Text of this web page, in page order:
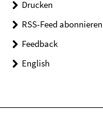
Drucken
RSS-Feed abonnieren
Feedback
English